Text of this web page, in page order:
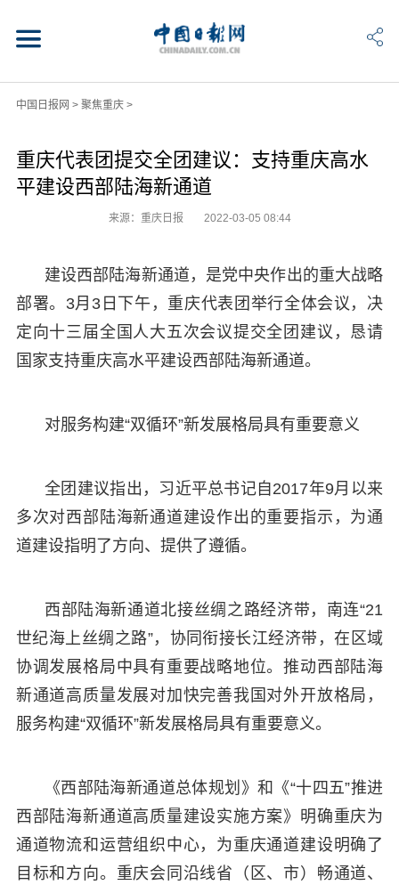
中国日报网 > 聚焦重庆>
重庆代表团提交全团建议：支持重庆高水
平建设西部陆海新通道
来源：重庆日报 2022-03-05 08:44
建设西部陆海新通道，是党中央作出的重大战略
部署。3月3日下午，重庆代表团举行全体会议，决
定向十三届全国人大五次会议提交全团建议，恳请
国家支持重庆高水平建设西部陆海新通道。
对服务构建“双循环”新发展格局具有重要意义
全团建议指出，习近平总书记自2017年9月以来
多次对西部陆海新通道建设作出的重要指示，为通
道建设指明了方向、提供了遵循。
西部陆海新通道北接丝绸之路经济带，南连“21
世纪海上丝绸之路”，协同衔接长江经济带，在区域
协调发展格局中具有重要战略地位。推动西部陆海
新通道高质量发展对加快完善我国对外开放格局，
服务构建“双循环”新发展格局具有重要意义。
《西部陆海新通道总体规划》和《“十四五”推进
西部陆海新通道高质量建设实施方案》明确重庆为
通道物流和运营组织中心，为重庆通道建设明确了
目标和方向。重庆会同沿线省（区、市）畅通道、